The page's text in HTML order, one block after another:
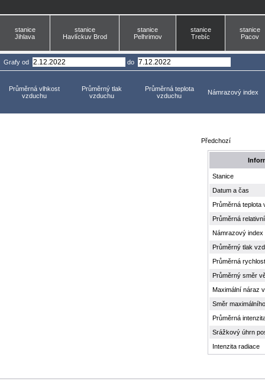
stanice
Jihlava
stanice
Havlíckuv Brod
stanice
Pelhrimov
stanice
Trebíc
stanice
Pacov
Grafy od do
Průměrná vlhkost
vzduchu
Průměrný tlak
vzduchu
Průměrná teplota
vzduchu
Námrazový index
Předchozí
Stanice
Datum a čas
Průměrná teplota
Průměrná
Námrazový index
Průměrný tlak
Průměrná
Průměrný směr
Maximální náraz
Směr
Průměrná
Srážkový úhrn
Intenzita radiace